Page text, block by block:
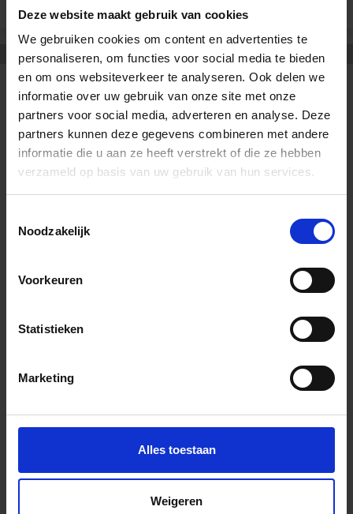
Deze website maakt gebruik van cookies
We gebruiken cookies om content en advertenties te
personaliseren, om functies voor social media te bieden
en om ons websiteverkeer te analyseren. Ook delen we
informatie over uw gebruik van onze site met onze
partners voor social media, adverteren en analyse. Deze
partners kunnen deze gegevens combineren met andere
informatie die u aan ze heeft verstrekt of die ze hebben
verzameld op basis van uw gebruik van hun services.
Noodzakelijk
Voorkeuren
Statistieken
Marketing
Alles toestaan
Weigeren
CONTACT
Tegelstudio
Nederland, Limburg
Spoorstraat 61
+31 (0) 478 - 69 11 63
info@tegelstudio.nl
KvK-nummer: 13035969
OPENINGSTIJDEN
Dinsdag t/m Vrijdag:
09:00 tot 18:00 uur
SOORTEN TEGELS
Decortegels
BEDRIJF
Contact
Plan hier je afspraak
Bedrijfsgegevens